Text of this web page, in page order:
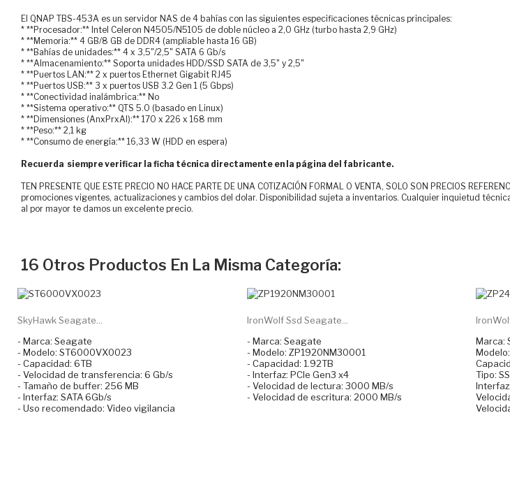
El QNAP TBS-453A es un servidor NAS de 4 bahías con las siguientes especificaciones técnicas principales:
* **Procesador:** Intel Celeron N4505/N5105 de doble núcleo a 2,0 GHz (turbo hasta 2,9 GHz)
* **Memoria:** 4 GB/8 GB de DDR4 (ampliable hasta 16 GB)
* **Bahías de unidades:** 4 x 3,5"/2,5" SATA 6 Gb/s
* **Almacenamiento:** Soporta unidades HDD/SSD SATA de 3,5" y 2,5"
* **Puertos LAN:** 2 x puertos Ethernet Gigabit RJ45
* **Puertos USB:** 3 x puertos USB 3.2 Gen 1 (5 Gbps)
* **Conectividad inalámbrica:** No
* **Sistema operativo:** QTS 5.0 (basado en Linux)
* **Dimensiones (AnxPrxAl):** 170 x 226 x 168 mm
* **Peso:** 2,1 kg
* **Consumo de energía:** 16,33 W (HDD en espera)
Recuerda siempre verificar la ficha técnica directamente en la página del fabricante.
TEN PRESENTE QUE ESTE PRECIO NO HACE PARTE DE UNA COTIZACIÓN FORMAL O VENTA, SOLO SON PRECIOS
promociones vigentes, actualizaciones y cambios del dolar. Disponibilidad sujeta a inventarios. Cualquier inquietud
al por mayor te damos un excelente precio.
16 Otros Productos En La Misma Categoría:
SkyHawk Seagate...
- Marca: Seagate
- Modelo: ST6000VX0023
- Capacidad: 6TB
- Velocidad de transferencia: 6 Gb/s
- Tamaño de buffer: 256 MB
- Interfaz: SATA 6Gb/s
- Uso recomendado: Video vigilancia
IronWolf Ssd Seagate...
- Marca: Seagate
- Modelo: ZP1920NM30001
- Capacidad: 1.92TB
- Interfaz: PCIe Gen3 x4
- Velocidad de lectura: 3000 MB/s
- Velocidad de escritura: 2000 MB/s
Marca:
Tipo: